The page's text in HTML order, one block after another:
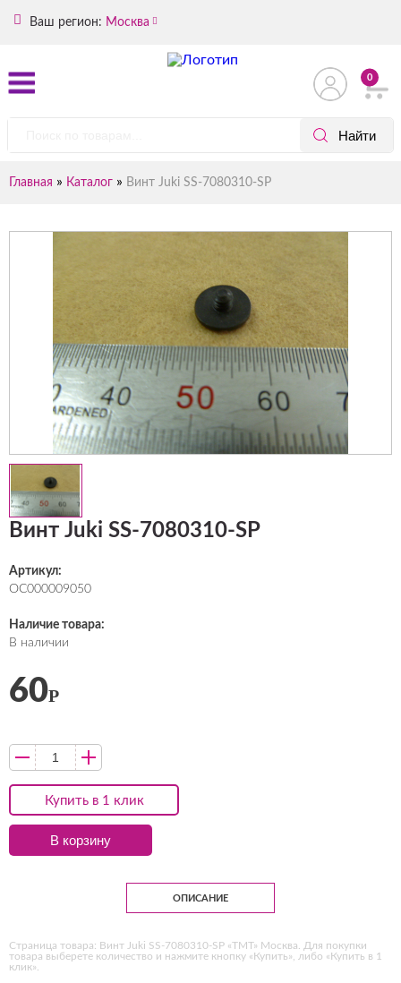
Ваш регион: Москва
0
Главная » Каталог » Винт Juki SS-7080310-SP
Винт Juki SS-7080310-SP
Артикул:
ОС000009050
Наличие товара:
В наличии
Купить в 1 клик
60Р
В корзину
ОПИСАНИЕ
Страница товара: Винт Juki SS-7080310-SP «ТМТ» Москва. Для покупки
товара выберете количество и нажмите кнопку «Купить», либо «Купить в 1
клик».